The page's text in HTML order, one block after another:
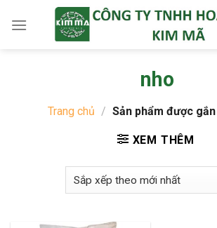
nho
Trang chủ / Sản phẩm được gắn
XEM THÊM